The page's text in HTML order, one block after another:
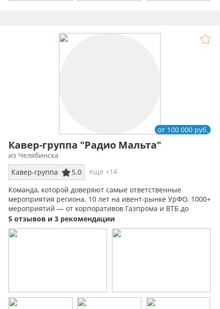
Кавер-группа "Радио Мальта"
от 100 000 руб.
из Челябинска
Кавер-группа
5.0
еще +14
Команда, которой доверяют самые ответственные
мероприятия региона. 10 лет на ивент-рынке УрФО. 1000+
мероприятий — от корпоративов Газпрома и ВТБ до
камерных событий на 10 гостей.
5 отзывов и 3 рекомендации